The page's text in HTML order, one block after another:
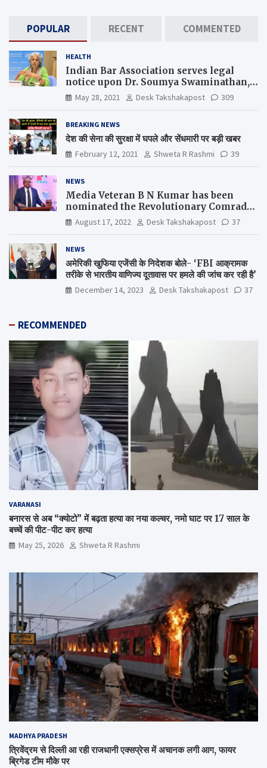
POPULAR RECENT COMMENTED
HEALTH
Indian Bar Association serves legal
notice upon Dr. Soumya Swaminathan,
the Chief Scientist, WHO
May 28, 2021 Desk Takshakapost 309
BREAKING NEWS
देश की सेना की सुरक्षा में घपले और सेंधमारी पर बड़ी खबर
February 12, 2021 Shweta R Rashmi 39
NEWS
Media Veteran B N Kumar has been
nominated the Revolutionary Comrade
Shiv Varma Media Award 2022-23
August 17, 2022 Desk Takshakapost 37
NEWS
अमेरिकी खुफिया एजेंसी के निदेशक बोले- ‘FBI आक्रामक
तरीके से भारतीय वाणिज्य दूतावास पर हमले की जांच कर रही है’
December 14, 2023 Desk Takshakapost 37
RECOMMENDED
VARANASI
बनारस से अब “क्योटो” में बढ़ता हत्या का नया कल्चर, नमो घाट पर 17 साल के
बच्चें की पीट-पीट कर हत्या
May 25, 2026 Shweta R Rashmi
MADHYA PRADESH
त्रिवेंद्रम से दिल्ली आ रही राजधानी एक्सप्रेस में अचानक लगी आग, फायर
ब्रिगेड टीम मौके पर